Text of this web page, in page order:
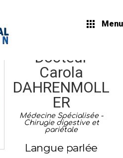
Menu
Docteur
Carola
DAHRENMOLL
ER
Médecine Spécialisée -
Chirugie digestive et
pariétale
Langue parlée